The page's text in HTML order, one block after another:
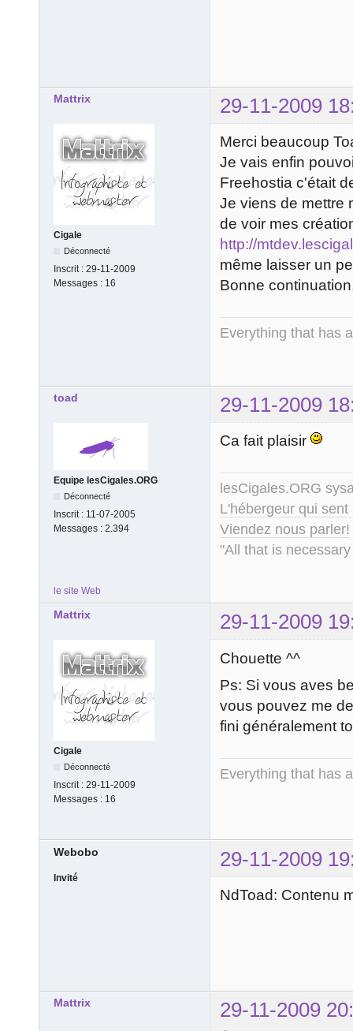
Mattrix 29-11-2009
Cigale
Déconnecté
Inscrit : 29-11-2009
Messages : 16
Merci beaucoup
Je vais enfin
Freehostia c'était
Je viens de mettre
de voir mes
http://
même laisser un
Bonne
Everything that has
toad 29-11-2009
Equipe lesCigales.ORG
Déconnecté
Inscrit : 11-07-2005
Messages : 2.394
Ca fait plaisir
lesCigales.ORG
L'hébergeur qui
Viendez nous parler!
"All that is
le site Web
Mattrix 29-11-2009
Cigale
Déconnecté
Inscrit : 29-11-2009
Messages : 16
Chouette ^^
Ps: Si vous aves
vous pouvez me
fini généralement
Everything that has
Webobo 29-11-2009
Invité
NdToad: Contenu
Mattrix
29-11-2009